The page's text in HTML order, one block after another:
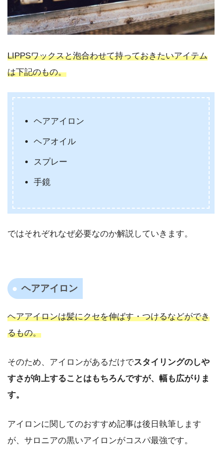
LIPPSワックスと泡合わせて持っておきたいアイテム
は下記のもの。
ヘアアイロン
ヘアオイル
スプレー
手鏡
ではそれぞれなぜ必要なのか解説していきます。
ヘアアイロン
ヘアアイロンは髪にクセを伸ばす・つけるなどができ
るもの。
そのため、アイロンがあるだけでスタイリングのしや
すさが向上することはもちろんですが、幅も広がりま
す。
アイロンに関してのおすすめ記事は後日執筆します
が、サロニアの黒いアイロンがコスパ最強です。